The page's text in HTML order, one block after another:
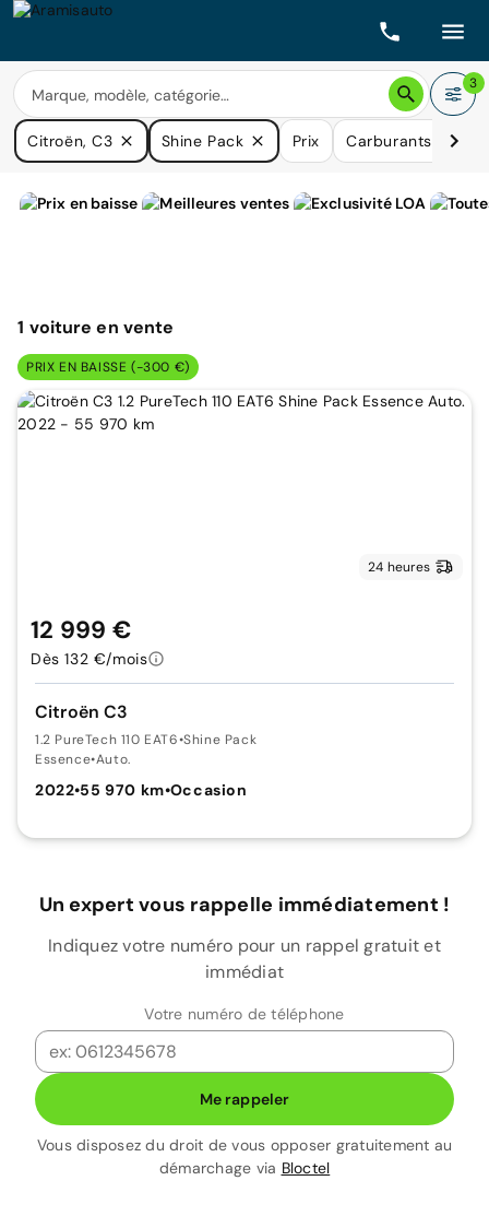
3
Citroën, C3 Shine Pack Prix Carburants
1 voitureen vente
PRIX EN BAISSE (-300 €)
24 heures
Citroën C3
1.2 PureTech 110 EAT6•Shine Pack
Essence•Auto.
2022•55 970 km•Occasion
12 999 €
Dès 132 €/mois
Un expert vous rappelle immédiatement !
Indiquez votre numéro pour un rappel gratuit et
immédiat
Votre numéro de téléphone
Me rappeler
Vous disposez du droit de vous opposer gratuitement au
démarchage via Bloctel